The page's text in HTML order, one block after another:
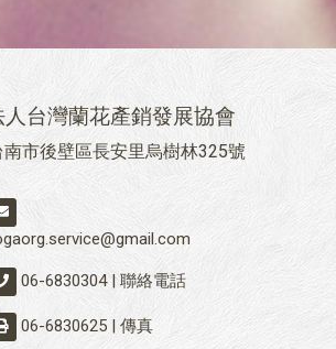
台灣蘭花產銷發展協會
南市後壁區長安里烏樹林325號
06-6830304 | 聯絡電話
06-6830625 | 傳真